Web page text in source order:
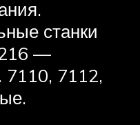
станки
—
7110, 7112,